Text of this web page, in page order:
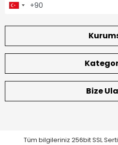
Bize
Tüm bilgileriniz 256bit SSL